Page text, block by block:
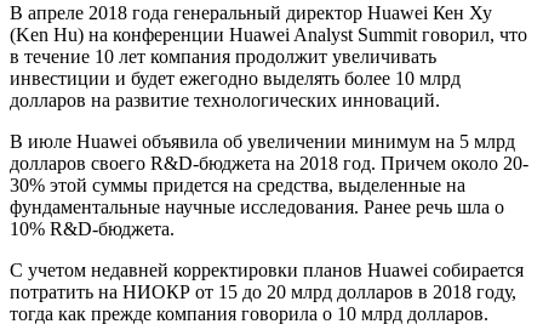
В апреле 2018 года генеральный директор Huawei Кен Ху
(Ken Hu) на конференции Huawei Analyst Summit говорил, что
в течение 10 лет компания продолжит увеличивать
инвестиции и будет ежегодно выделять более 10 млрд
долларов на развитие технологических инноваций.
В июле Huawei объявила об увеличении минимум на 5 млрд
долларов своего R&D-бюджета на 2018 год. Причем около 20-
30% этой суммы придется на средства, выделенные на
фундаментальные научные исследования. Ранее речь шла о
10% R&D-бюджета.
С учетом недавней корректировки планов Huawei собирается
потратить на НИОКР от 15 до 20 млрд долларов в 2018 году,
тогда как прежде компания говорила о 10 млрд долларов.